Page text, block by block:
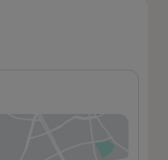
nowej karcie